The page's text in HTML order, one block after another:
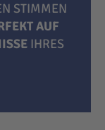
STIMMEN
AUF
IHRES